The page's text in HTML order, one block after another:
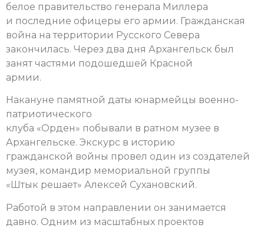
белое правительство генерала Миллера
и последние офицеры его армии. Гражданская
война на территории Русского Севера
закончилась. Через два дня Архангельск был
занят частями подошедшей Красной
армии.
Накануне памятной даты юнармейцы военно-
патриотического
клуба «Орден» побывали в ратном музее в
Архангельске. Экскурс в историю
гражданской войны провел один из создателей
музея, командир мемориальной группы
«Штык решает» Алексей Сухановский.
Работой в этом направлении он занимается
давно. Одним из масштабных проектов